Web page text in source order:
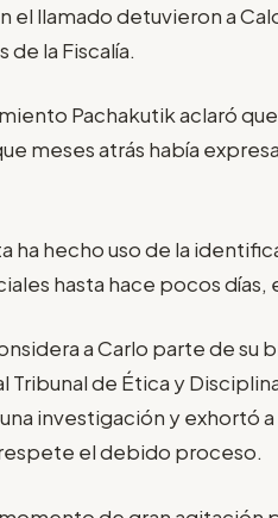
llamado detuvieron a
la Fiscalía.
Pachakutik aclaró
meses atrás había
ha hecho uso de la
hasta hace pocos días,
a Carlo parte de su
Tribunal de Ética y
investigación y exhortó a
el debido proceso.